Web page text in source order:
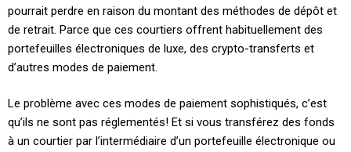
pourrait perdre en raison du montant des méthodes de dépôt et
de retrait. Parce que ces courtiers offrent habituellement des
portefeuilles électroniques de luxe, des crypto-transferts et
d’autres modes de paiement.
Le problème avec ces modes de paiement sophistiqués, c’est
qu’ils ne sont pas réglementés! Et si vous transférez des fonds
à un courtier par l’intermédiaire d’un portefeuille électronique ou